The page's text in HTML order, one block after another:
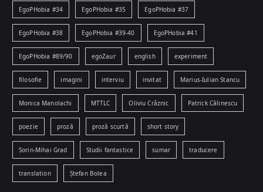
EgoPHobia #34 EgoPHobia #35 EgoPHobia #37
EgoPHobia #38 EgoPHobia #39-40 EgoPHobia #41
EgoPHobia #89/90 egoZaur english experiment
filosofie imagini interviu invitat Marius-Iulian Stancu
Monica Manolachi MTTLC Oliviu Crâznic Patrick Călinescu
poezie proză proză scurtă short story
Sorin-Mihai Grad Studii fantastice sumar traducere
translation Ștefan Bolea